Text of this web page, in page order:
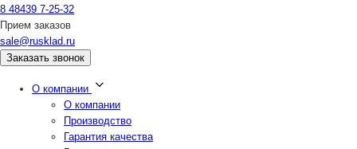
8 48439 7-25-32
Прием заказов
sale@rusklad.ru
Заказать звонок
О компании
О компании
Производство
Гарантия качества